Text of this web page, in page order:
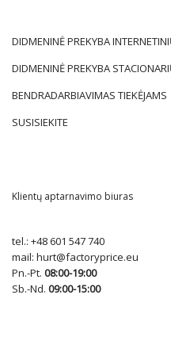
DIDMENINĖ PREKYBA
DIDMENINĖ PREKYBA
BENDRADARBIAVIMAS TIEKĖJAMS
SUSISIEKITE
Klientų aptarnavimo biuras
tel.: +48 601 547 740
mail: hurt@factoryprice.eu
Pn.-Pt. 08:00-19:00
Sb.-Nd. 09:00-15:00